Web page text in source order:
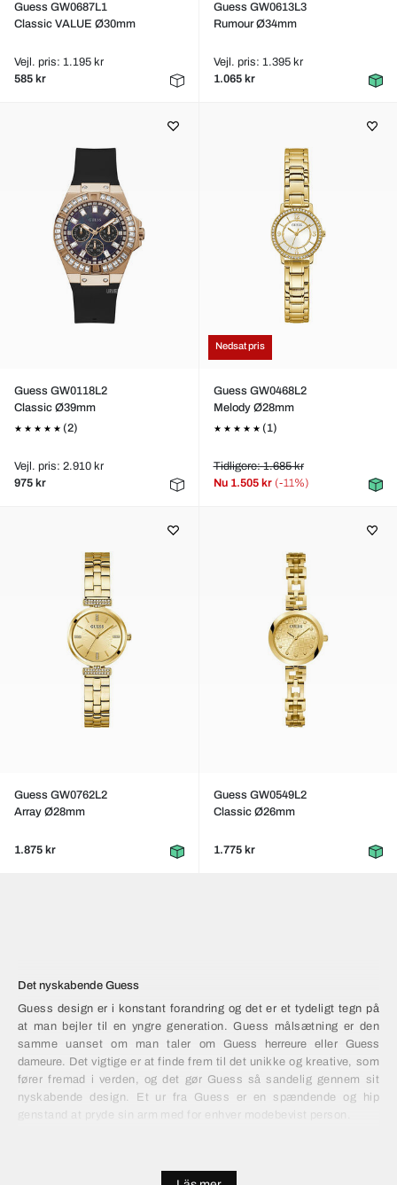
Guess GW0687L1
Classic VALUE Ø30mm
Vejl. pris: 1.195 kr
585 kr
Guess GW0613L3
Rumour Ø34mm
Vejl. pris: 1.395 kr
1.065 kr
Guess GW0118L2
Classic Ø39mm
(2)
Vejl. pris: 2.910 kr
975 kr
Nedsat pris
Guess GW0468L2
Melody Ø28mm
(1)
Tidligere: 1.685 kr
Nu 1.505 kr (-11%)
Guess GW0762L2
Array Ø28mm
1.875 kr
Guess GW0549L2
Classic Ø26mm
1.775 kr
Det nyskabende Guess
Guess design er i konstant forandring og det er et tydeligt tegn på
at man bejler til en yngre generation. Guess målsætning er den
samme uanset om man taler omGuess herreureeller Guess
dameure. Det vigtige er at finde frem til det unikke og kreative, som
fører fremad i verden, og det gør Guess så sandelig gennem sit
nyskabende design. Et ur fra Guess er en spændende og hip
genstand at pryde sin arm med for enhver modebevist person.
stadig er stigende, så findes der også store volumer. De